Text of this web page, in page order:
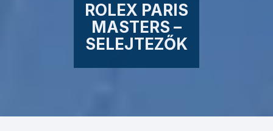
ROLEX PARIS
MASTERS –
SELEJTEZŐK